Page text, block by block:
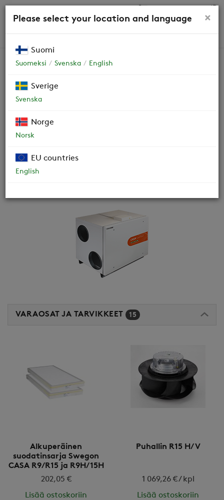
Swegon CASA R15-H
Comfort
Ilmanvaihtokone. Varmista laitteen versio
OHJEET JA DOKUMENTIT
VARAOSAT JA TARVIKKEET 15
Alkuperäinen
suodatinsarja Swegon
CASA R9/R15 ja R9H/15H
202,05 €
Lisää ostoskoriin
Puhallin R15 H/V
1 069,26 € / kpl
Lisää ostoskoriin
×
Please select your location and language
Suomi
Suomeksi Svenska English
Sverige
Svenska
Norge
Norsk
EU countries
English